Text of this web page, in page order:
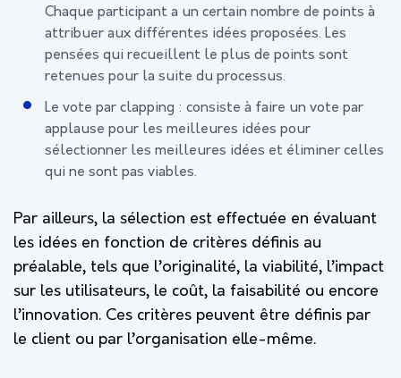
Chaque participant a un certain nombre de points à
attribuer aux différentes idées proposées. Les
pensées qui recueillent le plus de points sont
retenues pour la suite du processus.
Le vote par clapping : consiste à faire un vote par
applause pour les meilleures idées pour
sélectionner les meilleures idées et éliminer celles
qui ne sont pas viables.
Par ailleurs, la sélection est effectuée en évaluant
les idées en fonction de critères définis au
préalable, tels que l’originalité, la viabilité, l’impact
sur les utilisateurs, le coût, la faisabilité ou encore
l’innovation. Ces critères peuvent être définis par
le client ou par l’organisation elle-même.